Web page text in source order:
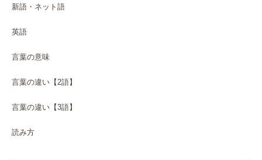
新語・ネット語
英語
言葉の意味
言葉の違い【2語】
言葉の違い【3語】
読み方